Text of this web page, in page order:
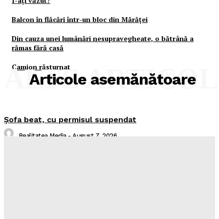
Balcon în flăcări într-un bloc din Mărăţei
Din cauza unei lumânări nesupravegheate, o bătrână a
rămas fără casă
Camion răsturnat
Articole asemănătoare
ALTE
Şofa beat, cu permisul suspendat
Realitatea Media - August 7, 2026